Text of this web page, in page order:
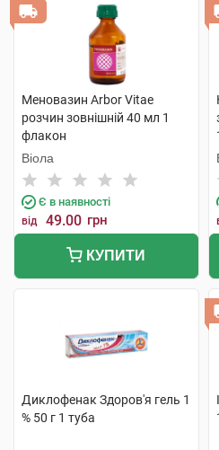
Меновазин Arbor Vitae
розчин зовнішній 40 мл 1
флакон
Віола
Є в наявності
від 49.00 грн
КУПИТИ
Диклофенак Здоров'я гель 1
% 50 г 1 туба